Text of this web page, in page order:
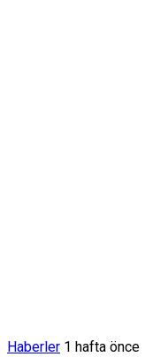
Haberler 1 hafta önce